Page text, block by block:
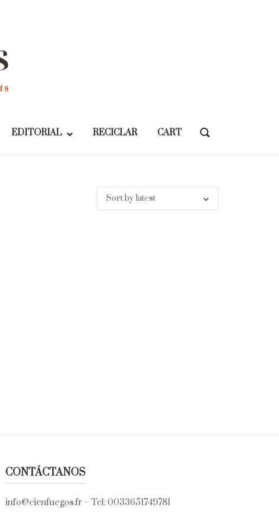
EDITORIAL RECICLAR CART
OPEN
BAR
Sort by latest
CONTÁCTANOS
info@cienfuegos.fr– Tel: 0033651749781